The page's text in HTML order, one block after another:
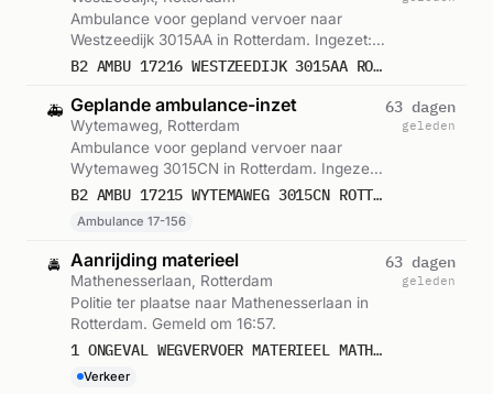
Ambulance voor gepland vervoer naar
Westzeedijk 3015AA in Rotterdam. Ingezet:
Ambulance. Gemeld om 16:34.
B2 AMBU 17216 WESTZEEDIJK 3015AA ROTTERDAM ROTTDM BON 86026
🚑 Geplande ambulance-inzet
Wytemaweg, Rotterdam
Ambulance voor gepland vervoer naar
Wytemaweg 3015CN in Rotterdam. Ingezet:
Ambulance 17-156. Gemeld om 16:36.
B2 AMBU 17215 WYTEMAWEG 3015CN ROTTERDAM ROTTDM BON 86027
Ambulance 17-156
63 dagen
geleden
🚔 Aanrijding materieel
Mathenesserlaan, Rotterdam
Politie ter plaatse naar Mathenesserlaan in
Rotterdam. Gemeld om 16:57.
1 ONGEVAL WEGVERVOER MATERIEEL MATHENESSERLAAN ROTTERDAM ICNUM 322229
Verkeer
63 dagen
geleden